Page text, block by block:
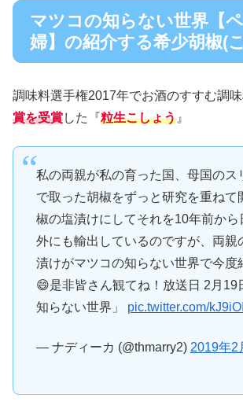
マツコの知らない世界【
婦】の紹介する希少胡椒(
調味料選手権2017年でお酒のすすむ調
賞を受賞した『粒生こしょう 』
私の両親が私の育った国、母国のス
で取った胡椒をずっと研究を重ねて
椒の塩漬けにしてそれを10年前から
外にも輸出しているのですが、両親
漬けがマツコの知らない世界で今度
😄是非皆さん観てね！放送日 2月19
知らない世界」 pic.twitter.com/
— ナディーカ (@thmarry2) 2019年2